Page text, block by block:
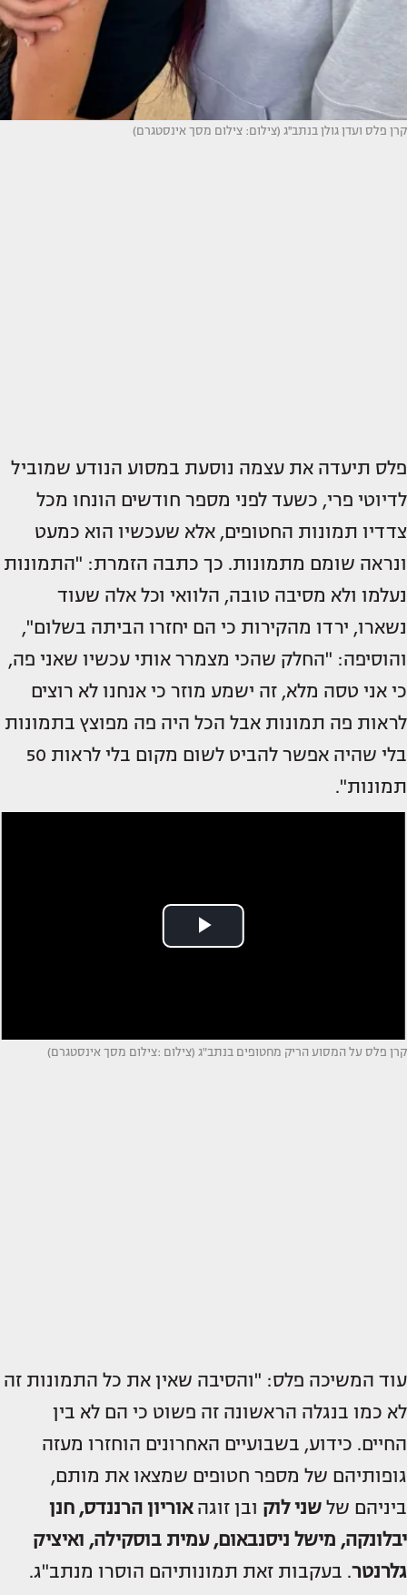
קרן פלס ועדן גולן בנתב''ג (צילום: צילום מסך אינסטגרם)
פלס תיעדה את עצמה נוסעת במסוע הנודע שמוביל
לדיוטי פרי, כשעד לפני מספר חודשים הונחו מכל
צדדיו תמונות החטופים, אלא שעכשיו הוא כמעט
ונראה שומם מתמונות. כך כתבה הזמרת: "התמונות
נעלמו ולא מסיבה טובה, הלוואי וכל אלה שעוד
נשארו, ירדו מהקירות כי הם יחזרו הביתה בשלום",
והוסיפה: "החלק שהכי מצמרר אותי עכשיו שאני פה,
כי אני טסה מלא, זה ישמע מוזר כי אנחנו לא רוצים
לראות פה תמונות אבל הכל היה פה מפוצץ בתמונות
בלי שהיה אפשר להביט לשום מקום בלי לראות 50
תמונות".
קרן פלס על המסוע הריק מחטופים בנתב"ג (צילום :צילום מסך אינסטגרם)
עוד המשיכה פלס: "והסיבה שאין את כל התמונות זה
לא כמו בנגלה הראשונה זה פשוט כי הם לא בין
החיים. כידוע, בשבועיים האחרונים הוחזרו מעזה
גופותיהם של מספר חטופים שמצאו את מותם,
ביניהם של שני לוק ובן זוגה אוריון הרננדס, חנן
יבלונקה, מישל ניסנבאום, עמית בוסקילה, ואיציק
גלרנטר. בעקבות זאת תמונותיהם הוסרו מנתב"ג.